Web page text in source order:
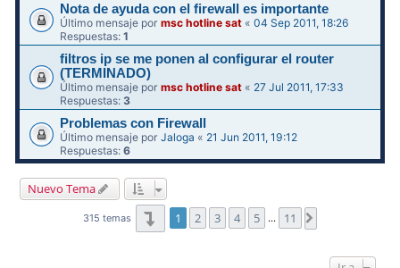
Nota de ayuda con el firewall es importante
Último mensaje pormsc hotline sat «04 Sep 2011, 18:26
Respuestas:1
filtros ip se me ponen al configurar el router
(TERMINADO)
Último mensaje pormsc hotline sat « 27 Jul 2011, 17:33
Respuestas: 3
Problemas con Firewall
Último mensaje porJaloga « 21 Jun 2011, 19:12
Respuestas:6
Nuevo Tema
315 temas Página1 de 11
1 2 3 4 5 … 11